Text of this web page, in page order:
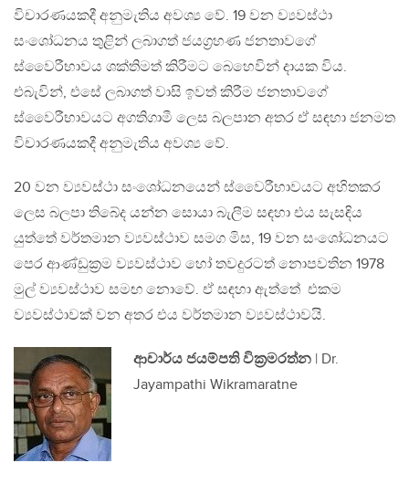
විචාරණයකදී අනුමැතිය අවශ්‍ය වේ. 19 වන ව්‍යවස්ථා
සංශෝධනය තුළින් ලබාගත් ජයග්‍රහණ ජනතාවගේ
ස්වෛරීභාවය ශක්තිමත් කිරීමට බෙහෙවින් දායක විය.
එබැවින්, එසේ ලබාගත් වාසි ඉවත් කිරීම ජනතාවගේ
ස්වෛරීභාවයට අගතිගාමී ලෙස බලපාන අතර ඒ සඳහා ජනමත
විචාරණයකදී අනුමැතිය අවශ්‍ය වේ.
20 වන ව්‍යවස්ථා සංශෝධනයෙන් ස්වෛරීභාවයට අහිතකර
ලෙස බලපා තිබේද යන්න සොයා බැලීම සඳහා එය සැසඳිය
යුත්තේ වර්තමාන ව්‍යවස්ථාව සමග මිස, 19 වන සංශෝධනයට
පෙර ආණ්ඩුක්‍රම ව්‍යවස්ථාව හෝ තවදුරටත් නොපවතින 1978
මුල් ව්‍යවස්ථාව සමඟ නොවේ. ඒ සඳහා ඇත්තේ එකම
ව්‍යවස්ථාවක් වන අතර එය වර්තමාන ව්‍යවස්ථාවයි.
ආචාර්ය ජයම්පති වික්‍රමරත්න | Dr.
Jayampathi Wikramaratne